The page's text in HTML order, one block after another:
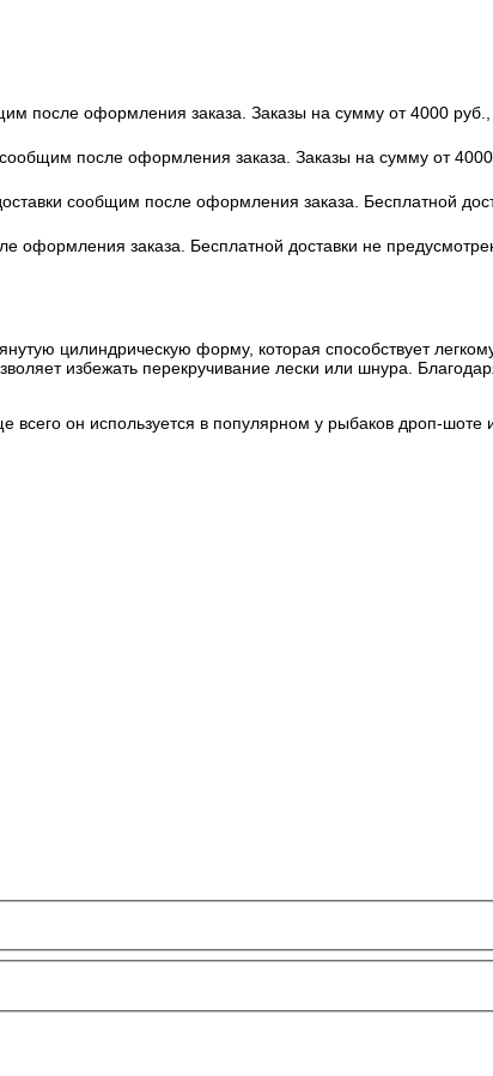
после оформления заказа. Заказы на сумму от 4000 руб.,
после оформления заказа. Заказы на сумму от
сообщим после оформления заказа. Бесплатной
оформления заказа. Бесплатной доставки не
цилиндрическую форму, которая способствует
избежать перекручивание лески или шнура.
он используется в популярном у рыбаков дроп-шоте